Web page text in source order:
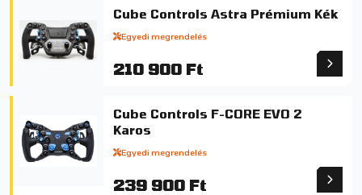
Cube Controls Astra Prémium Kék
Egyedi megrendelés
210 900 Ft
Cube Controls F-CORE EVO 2
Karos
Egyedi megrendelés
239 900 Ft